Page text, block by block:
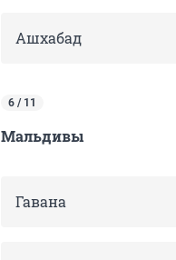
Ашхабад
6 / 11
Мальдивы
Гавана